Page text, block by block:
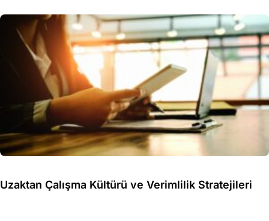
Uzaktan Çalışma Kültürü ve Verimlilik Stratejileri